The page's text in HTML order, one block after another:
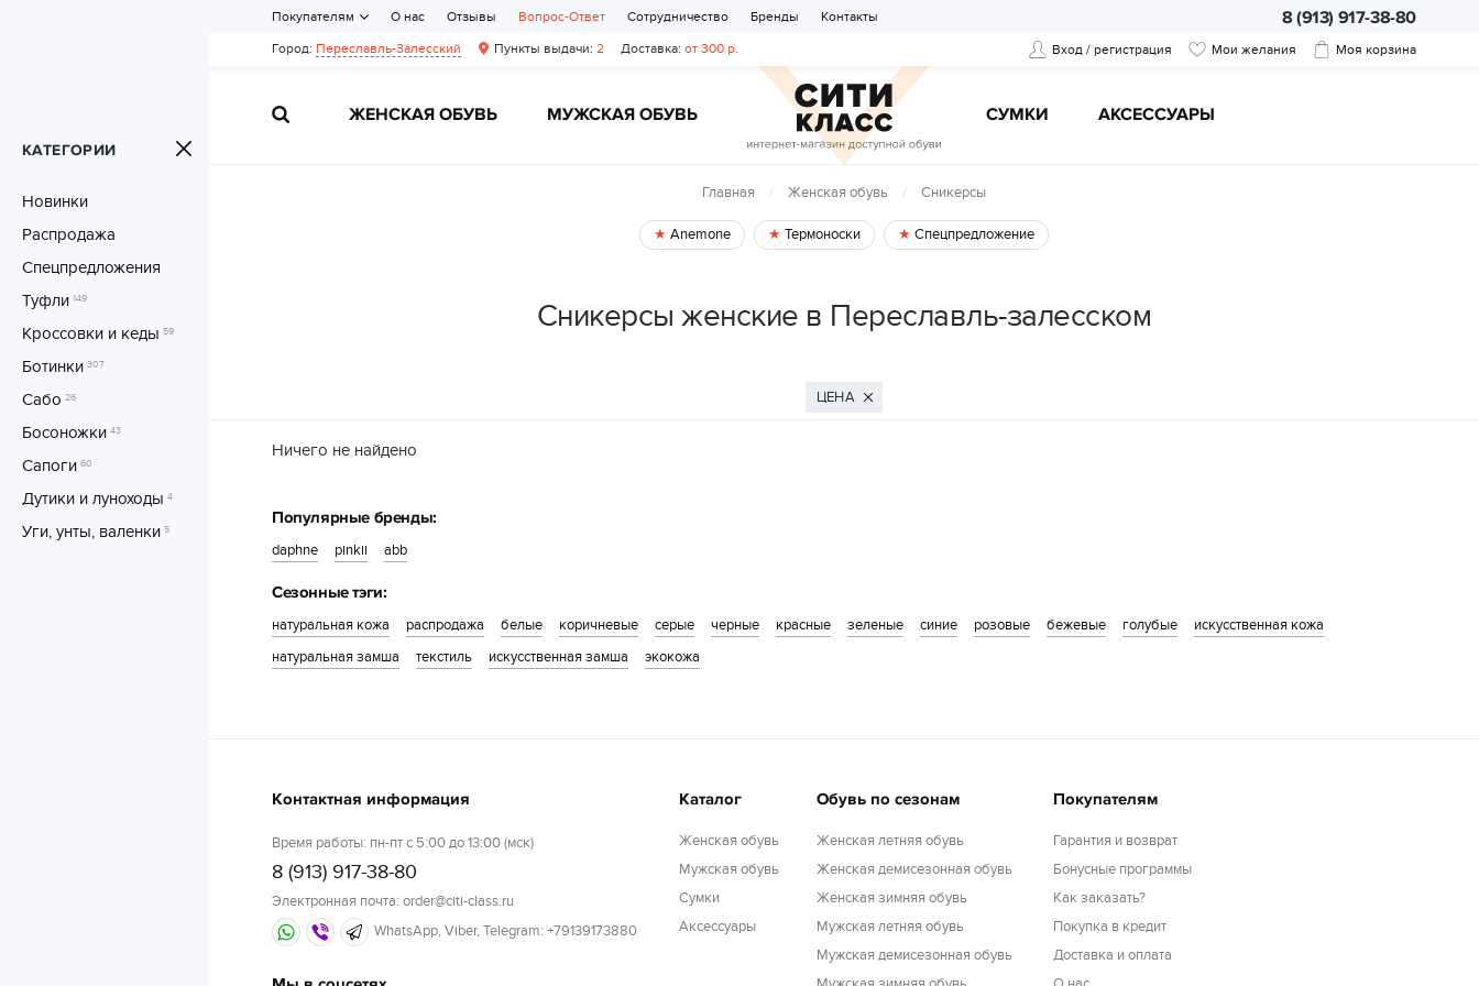
Вход / регистрация Мои желания Моя корзина
ЖЕНСКАЯ ОБУВЬ МУЖСКАЯ ОБУВЬ CУМКИ АКСЕССУАРЫ
Город: Переславль-Залесский Пункты выдачи: 2 Доставка: от 300 р.
8 (913) 917-38-80
Покупателям О нас Отзывы Вопрос-Ответ Сотрудничество Бренды Контакты
КАТЕГОРИИ
Новинки
Распродажа
Спецпредложения
Туфли 149
Кроссовки и кеды 59
Ботинки 307
Сабо 26
Босоножки 43
Сапоги 60
Дутики и луноходы 4
Уги, унты, валенки 5
Главная Женская обувь Сникерсы
Anemone Термоноски Спецпредложение
Сникерсы женские в Переславль-залесском
ЦЕНА
Ничего не найдено
Популярные бренды:
daphne pinkii abb
Сезонные тэги:
натуральная кожа распродажа белые коричневые серые черные красные зеленые синие розовые бежевые голубые
искусственная кожа
натуральная замша
текстиль искусственная замша экокожа
Контактная информация
Время работы: пн-пт с 5:00 до 13:00 (мск)
8 (913) 917-38-80
Электронная почта: order@citi-class.ru
WhatsApp, Viber, Telegram: +79139173880
Каталог
Женская обувь
Мужская обувь
Cумки
Аксессуары
Обувь по сезонам
Женская летняя обувь
Женская демисезонная обувь
Женская зимняя обувь
Мужская летняя обувь
Мужская демисезонная обувь
Покупателям
Гарантия и возврат
Бонусные программы
Как заказать?
Покупка в кредит
Доставка и оплата